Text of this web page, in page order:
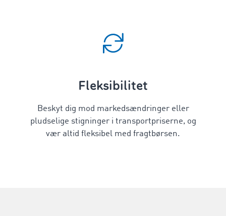
Fleksibilitet
Beskyt dig mod markedsændringer eller
pludselige stigninger i transportpriserne, og
vær altid fleksibel med fragtbørsen.